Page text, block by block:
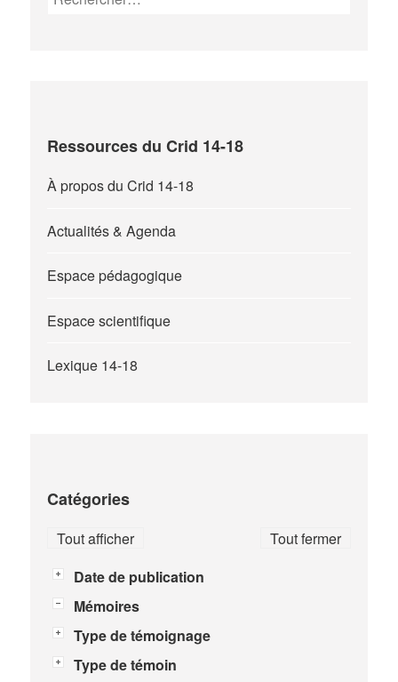
Ressources du Crid 14-18
À propos du Crid 14-18
Actualités & Agenda
Espace pédagogique
Espace scientifique
Lexique 14-18
Catégories
Tout fermer
Tout afficher
Date de publication
Mémoires
Type de témoignage
Type de témoin